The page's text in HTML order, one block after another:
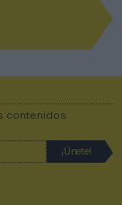
contenidos